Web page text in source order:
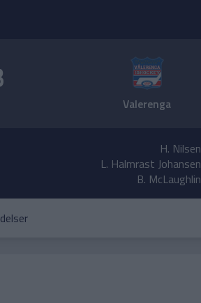
Valerenga
H. Nilsen
L. Halmrast Johansen
B. McLaughlin